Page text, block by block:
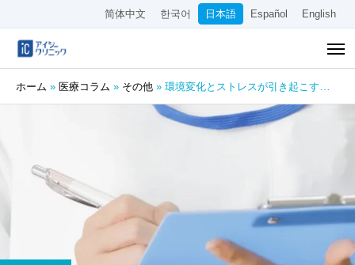
简体中文 한국어 日本語 Español English
ホーム » 医療コラム » その他 » 環境変化とストレスが引き起こす肌荒れの原因と対策を徹底解説